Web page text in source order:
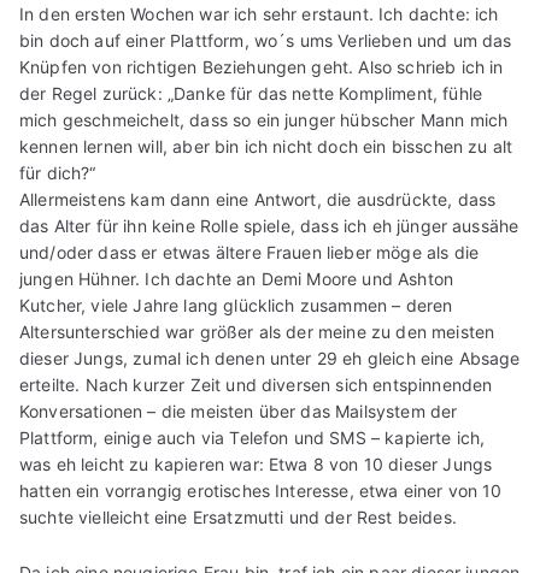
In den ersten Wochen war ich sehr erstaunt. Ich dachte: ich
bin doch auf einer Plattform, wo´s ums Verlieben und um das
Knüpfen von richtigen Beziehungen geht. Also schrieb ich in
der Regel zurück: „Danke für das nette Kompliment, fühle
mich geschmeichelt, dass so ein junger hübscher Mann mich
kennen lernen will, aber bin ich nicht doch ein bisschen zu alt
für dich?“
Allermeistens kam dann eine Antwort, die ausdrückte, dass
das Alter für ihn keine Rolle spiele, dass ich eh jünger aussähe
und/oder dass er etwas ältere Frauen lieber möge als die
jungen Hühner. Ich dachte an Demi Moore und Ashton
Kutcher, viele Jahre lang glücklich zusammen – deren
Altersunterschied war größer als der meine zu den meisten
dieser Jungs, zumal ich denen unter 29 eh gleich eine Absage
erteilte. Nach kurzer Zeit und diversen sich entspinnenden
Konversationen – die meisten über das Mailsystem der
Plattform, einige auch via Telefon und SMS – kapierte ich,
was eh leicht zu kapieren war: Etwa 8 von 10 dieser Jungs
hatten ein vorrangig erotisches Interesse, etwa einer von 10
suchte vielleicht eine Ersatzmutti und der Rest beides.